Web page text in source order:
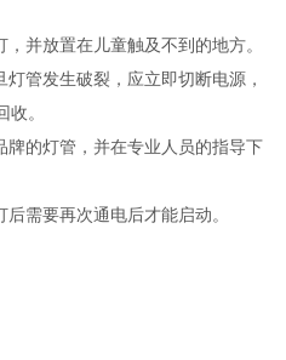
并放置在儿童触及不到的地方。
管发生破裂，应立即切断电源，
。
的灯管，并在专业人员的指导下
需要再次通电后才能启动。